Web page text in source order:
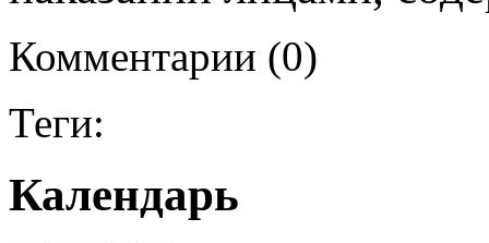
Комментарии (0)
Теги:
Календарь